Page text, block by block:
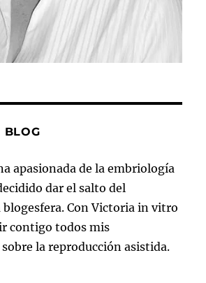
BLOG
apasionada de la embriología
dar el salto del
Con Victoria in vitro
contigo todos mis
la reproducción asistida.